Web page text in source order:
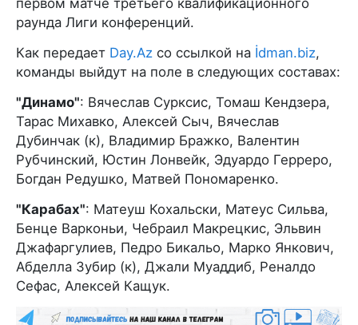
раунда Лиги конференций.
Как передает Day.Az со ссылкой на İdman.biz,
команды выйдут на поле в следующих составах:
"Динамо": Вячеслав Сурксис, Томаш Кендзера,
Тарас Михавко, Алексей Сыч, Вячеслав
Дубинчак (к), Владимир Бражко, Валентин
Рубчинский, Юстин Лонвейк, Эдуардо Герреро,
Богдан Редушко, Матвей Пономаренко.
"Карабах": Матеуш Кохальски, Матеус Сильва,
Бенце Варконьи, Чебраил Макрецкис, Эльвин
Джафаргулиев, Педро Бикальо, Марко Янкович,
Абделла Зубир (к), Джали Муаддиб, Реналдо
Сефас, Алексей Кащук.